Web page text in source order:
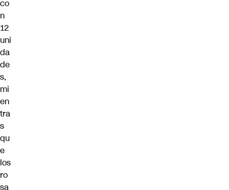
co
n
12
uni
da
de
s,
mi
en
tra
s
qu
e
los
ro
sa